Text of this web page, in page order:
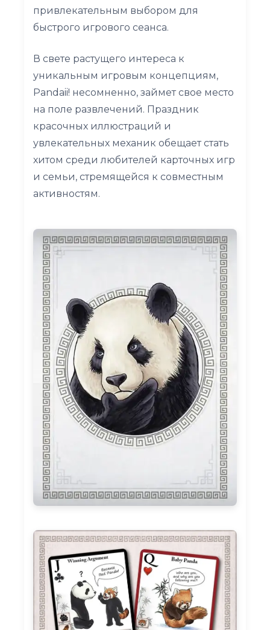
привлекательным выбором для
быстрого игрового сеанса.
В свете растущего интереса к
уникальным игровым концепциям,
Pandaii! несомненно, займет свое место
на поле развлечений. Праздник
красочных иллюстраций и
увлекательных механик обещает стать
хитом среди любителей карточных игр
и семьи, стремящейся к совместным
активностям.